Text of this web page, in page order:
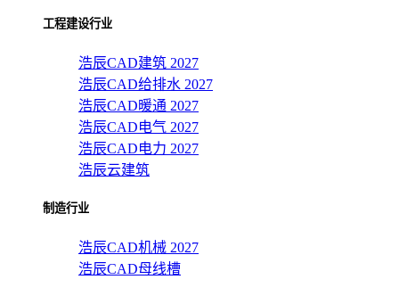
工程建设行业
浩辰CAD建筑 2027
浩辰CAD给排水 2027
浩辰CAD暖通 2027
浩辰CAD电气 2027
浩辰CAD电力 2027
浩辰云建筑
制造行业
浩辰CAD机械 2027
浩辰CAD母线槽